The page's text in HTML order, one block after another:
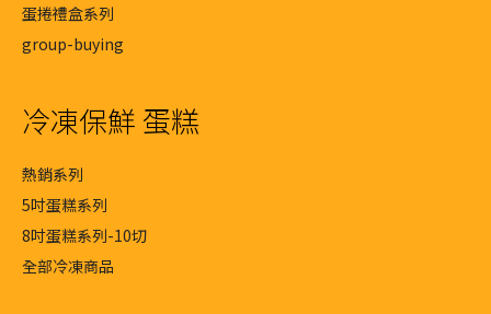
蛋捲禮盒系列
group-buying
冷凍保鮮 蛋糕
熱銷系列
5吋蛋糕系列
8吋蛋糕系列-10切
全部冷凍商品